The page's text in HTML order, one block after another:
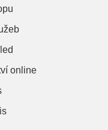
online